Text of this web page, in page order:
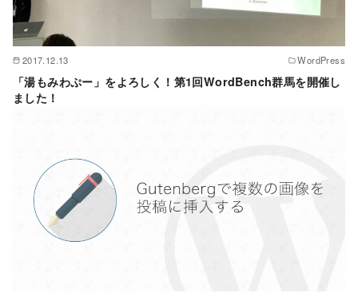
2017.12.13 WordPress
「湯もみわぷー」をよろしく！第1回WordBench群馬を開催し
ました！